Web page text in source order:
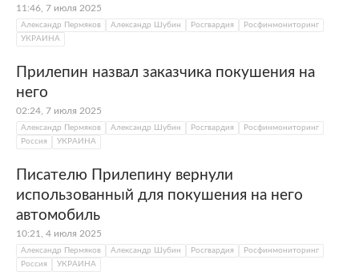
11:46, 7 июля 2025
Александр Пермяков Александр Шубин Росгвардия
Росфинмониторинг
УКРАИНА
Прилепин назвал заказчика покушения на
него
02:24, 7 июля 2025
Александр Пермяков Александр Шубин Росгвардия
Росфинмониторинг
Россия
УКРАИНА
Писателю Прилепину вернули
использованный для покушения на него
автомобиль
10:21, 4 июля 2025
Александр Пермяков Александр Шубин Росгвардия
Росфинмониторинг
Россия
УКРАИНА